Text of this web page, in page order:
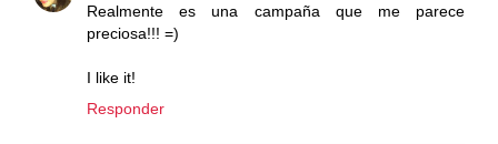
Realmente es una campaña que me parece
preciosa!!! =)
I like it!
Responder